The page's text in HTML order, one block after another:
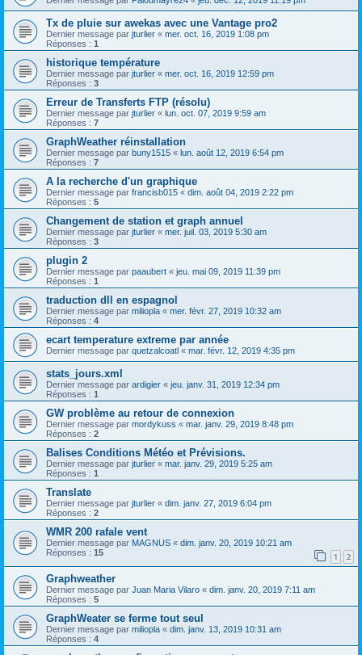
Tx de pluie sur awekas avec une Vantage pro2
Dernier message par jturlier « mer. oct. 16, 2019 1:08 pm
Réponses : 1
historique température
Dernier message par jturlier « mer. oct. 16, 2019 12:59 pm
Réponses : 3
Erreur de Transferts FTP (résolu)
Dernier message par jturlier « lun. oct. 07, 2019 9:59 am
Réponses : 7
GraphWeather réinstallation
Dernier message par buny1515 « lun. août 12, 2019 6:54 pm
Réponses : 7
A la recherche d'un graphique
Dernier message par francisb015 « dim. août 04, 2019 2:22 pm
Réponses : 5
Changement de station et graph annuel
Dernier message par jturlier « mer. juil. 03, 2019 5:30 am
Réponses : 3
plugin 2
Dernier message par paaubert « jeu. mai 09, 2019 11:39 pm
Réponses : 1
traduction dll en espagnol
Dernier message par miliopla « mer. févr. 27, 2019 10:32 am
Réponses : 4
ecart temperature extreme par année
Dernier message par quetzalcoatl « mar. févr. 12, 2019 4:35 pm
stats_jours.xml
Dernier message par ardigier « jeu. janv. 31, 2019 12:34 pm
Réponses : 1
GW problème au retour de connexion
Dernier message par mordykuss « mar. janv. 29, 2019 8:48 pm
Réponses : 2
Balises Conditions Météo et Prévisions.
Dernier message par jturlier « mar. janv. 29, 2019 5:25 am
Réponses : 1
Translate
Dernier message par jturlier « dim. janv. 27, 2019 6:04 pm
Réponses : 2
WMR 200 rafale vent
Dernier message par MAGNUS « dim. janv. 20, 2019 10:21 am
Réponses : 15 1 2
Graphweather
Dernier message par Juan Maria Vilaro « dim. janv. 20, 2019 7:11 am
Réponses : 5
GraphWeater se ferme tout seul
Dernier message par miliopla « dim. janv. 13, 2019 10:31 am
Réponses : 4